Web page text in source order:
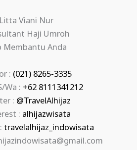
Litta Viani Nur
Haji Umroh
Membantu Anda
: (021) 8265-3335
Wa : +62 8111341212
: @TravelAlhijaz
: alhijazwisata
travelalhijaz_indowisata